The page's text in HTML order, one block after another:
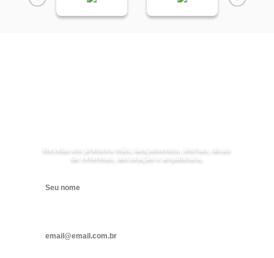
Receba em primeira mão, lançamentos, ofertas, dicas
de reformas, decoração e arquitetura.